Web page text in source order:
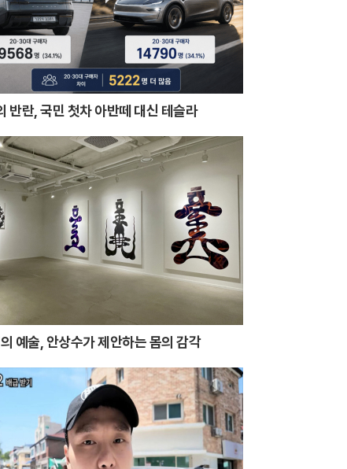
반란, 국민 첫차 아반떼 대신 테슬라
예술, 안상수가 제안하는 몸의 감각